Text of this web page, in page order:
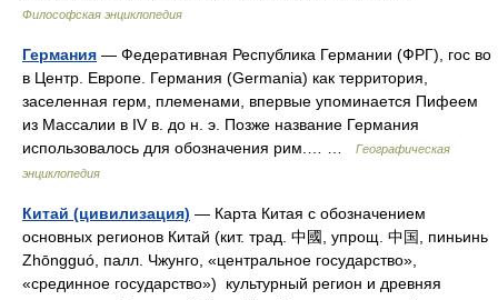
Философская энциклопедия
Германия — Федеративная Республика Германии (ФРГ), гос во
в Центр. Европе. Германия (Germania) как территория,
заселенная герм, племенами, впервые упоминается Пифеем
из Массалии в IV в. до н. э. Позже название Германия
использовалось для обозначения рим.… …
Географическая
энциклопедия
Китай (цивилизация) — Карта Китая с обозначением
основных регионов Китай (кит. трад. 中國, упрощ. 中国, пиньинь
Zhōngguó, палл. Чжунго, «центральное государство»,
«срединное государство») культурный регион и древняя